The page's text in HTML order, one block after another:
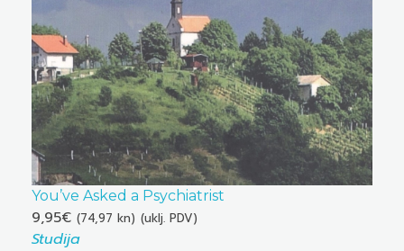
You’ve Asked a Psychiatrist
9,95€ (74,97 kn) (uklj. PDV)
Studija